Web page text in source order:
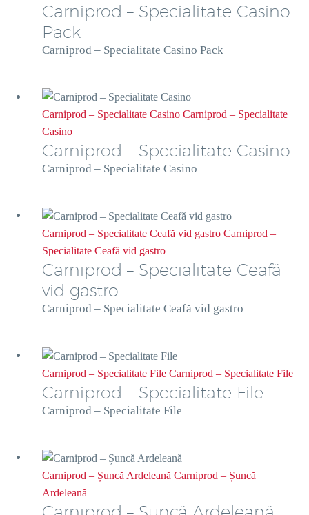
Carniprod – Specialitate Casino
Pack
Carniprod – Specialitate Casino Pack
Carniprod – Specialitate Casino Carniprod – Specialitate
Casino
Carniprod – Specialitate Casino
Carniprod – Specialitate Casino
Carniprod – Specialitate Ceafă vid gastro Carniprod –
Specialitate Ceafă vid gastro
Carniprod – Specialitate Ceafă
vid gastro
Carniprod – Specialitate Ceafă vid gastro
Carniprod – Specialitate File Carniprod – Specialitate File
Carniprod – Specialitate File
Carniprod – Specialitate File
Carniprod – Șuncă Ardeleană Carniprod – Șuncă
Ardeleană